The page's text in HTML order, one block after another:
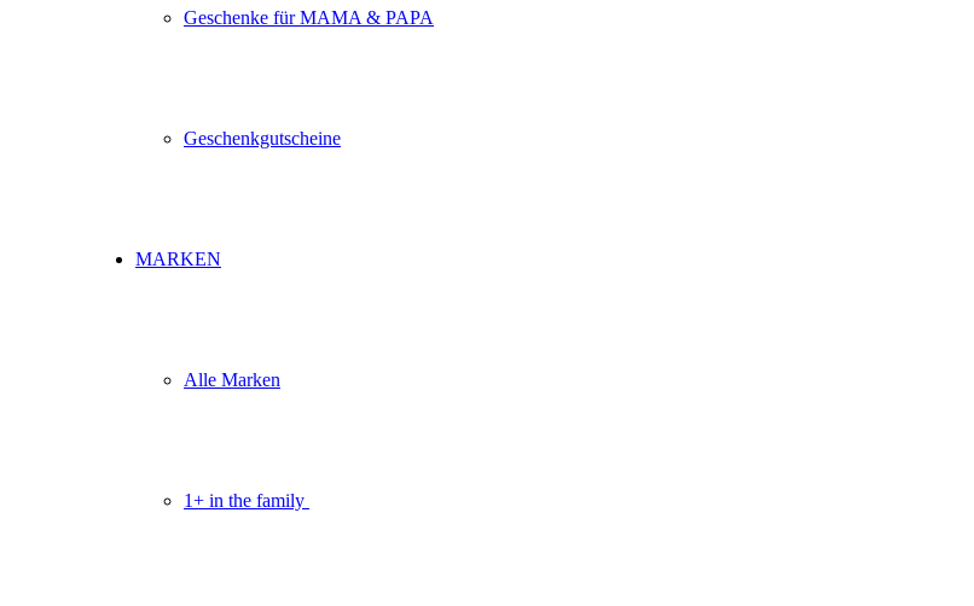
Geschenke für MAMA & PAPA
Geschenkgutscheine
MARKEN
Alle Marken
1+ in the family